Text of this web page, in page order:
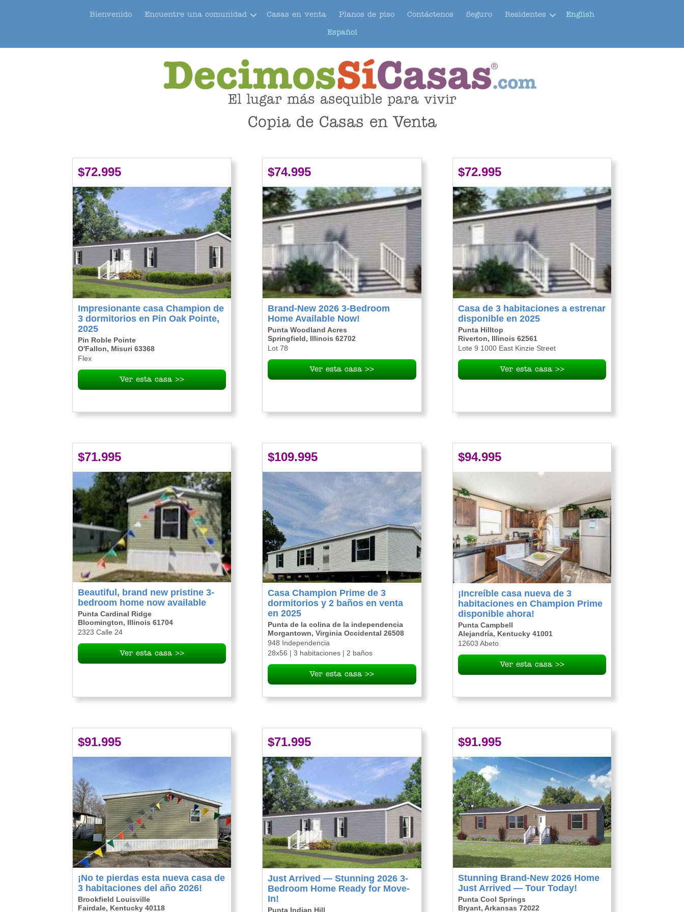
Bienvenido Encuentre una comunidad Casas en venta Planos de piso Contáctenos Seguro Residentes English
Español
El lugar más asequible para vivir
Copia de Casas en Venta
$72.995
Impresionante casa Champion de
3 dormitorios en Pin Oak Pointe,
2025
Pin Roble Pointe
O'Fallon, Misuri 63368
Flex
Ver esta casa >>
$74.995
Brand-New 2026 3-Bedroom
Home Available Now!
Punta Woodland Acres
Springfield, Illinois 62702
Lot 78
Ver esta casa >>
$72.995
Casa de 3 habitaciones a estrenar
disponible en 2025
Punta Hilltop
Riverton, Illinois 62561
Lote 9 1000 East Kinzie Street
Ver esta casa >>
$71.995
Beautiful, brand new pristine 3-
bedroom home now available
Punta Cardinal Ridge
Bloomington, Illinois 61704
2323 Calle 24
Ver esta casa >>
$109.995
Casa Champion Prime de 3
dormitorios y 2 baños en venta
en 2025
Punta de la colina de la independencia
Morgantown, Virginia Occidental 26508
948 Independencia
28x56 | 3 habitaciones | 2 baños
Ver esta casa >>
$94.995
¡Increíble casa nueva de 3
habitaciones en Champion Prime
disponible ahora!
Punta Campbell
Alejandría, Kentucky 41001
12603 Abeto
Ver esta casa >>
$91.995
¡No te pierdas esta nueva casa de
3 habitaciones del año 2026!
Brookfield Louisville
Fairdale, Kentucky 40118
$71.995
Just Arrived — Stunning 2026 3-
Bedroom Home Ready for Move-
In!
Punta Indian Hill
$91.995
Stunning Brand-New 2026 Home
Just Arrived — Tour Today!
Punta Cool Springs
Bryant, Arkansas 72022